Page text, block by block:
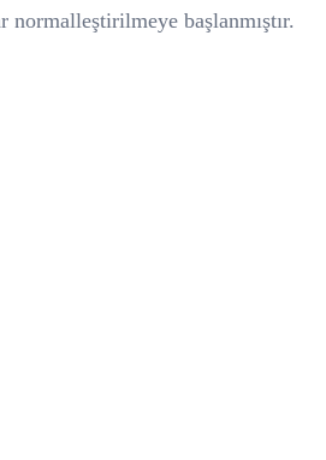
normalleştirilmeye başlanmıştır.